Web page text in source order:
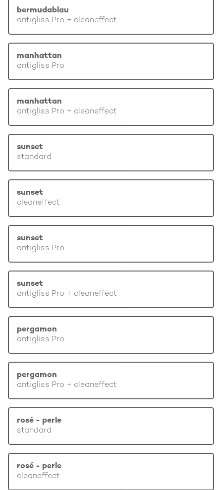
bermudablau
antigliss Pro + cleaneffect
manhattan
antigliss Pro
manhattan
antigliss Pro + cleaneffect
sunset
standard
sunset
cleaneffect
sunset
antigliss Pro
sunset
antigliss Pro + cleaneffect
pergamon
antigliss Pro
pergamon
antigliss Pro + cleaneffect
rosé - perle
standard
rosé - perle
cleaneffect